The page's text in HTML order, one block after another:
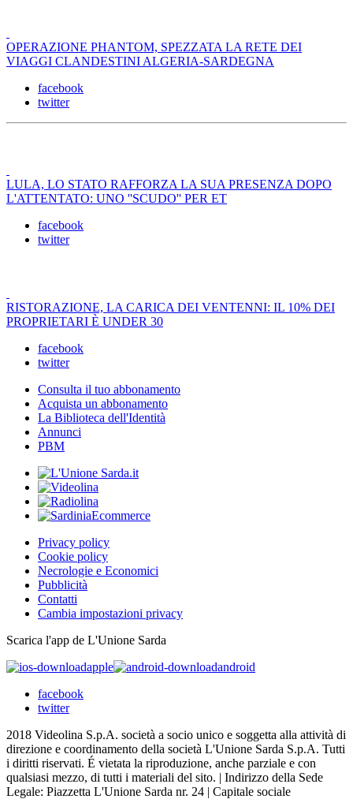
OPERAZIONE PHANTOM, SPEZZATA LA RETE DEI
VIAGGI CLANDESTINI ALGERIA-SARDEGNA
facebook
twitter
LULA, LO STATO RAFFORZA LA SUA PRESENZA DOPO
L'ATTENTATO: UNO ''SCUDO'' PER ET
facebook
twitter
RISTORAZIONE, LA CARICA DEI VENTENNI: IL 10% DEI
PROPRIETARI È UNDER 30
facebook
twitter
Consulta il tuo abbonamento
Acquista un abbonamento
La Biblioteca dell'Identità
Annunci
PBM
Privacy policy
Cookie policy
Necrologie e Economici
Pubblicità
Contatti
Cambia impostazioni privacy
Scarica l'app de L'Unione Sarda
apple
android
facebook
twitter
2018 Videolina S.p.A. società a socio unico e soggetta alla attività di
direzione e coordinamento della società L'Unione Sarda S.p.A. Tutti
i diritti riservati. É vietata la riproduzione, anche parziale e con
qualsiasi mezzo, di tutti i materiali del sito. | Indirizzo della Sede
Legale: Piazzetta L'Unione Sarda nr. 24 | Capitale sociale